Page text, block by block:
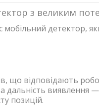
з великим
детектор,
що відповідають
дальність виявлення —
позицій.